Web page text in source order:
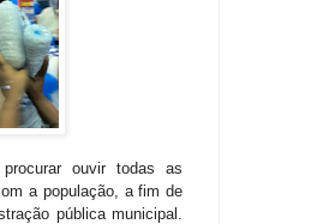
ouvir todas as
a população, a fim de
pública municipal.